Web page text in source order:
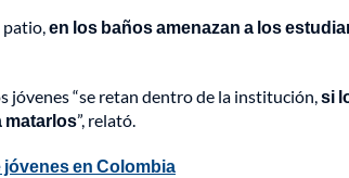
patio,en los baños amenazan a los
jóvenes “se retan dentro de la institución,si
matarlos”, relató.
en Colombia